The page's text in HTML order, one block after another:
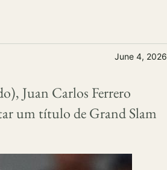
June 4, 2026
Juan Carlos Ferrero
um título de Grand Slam